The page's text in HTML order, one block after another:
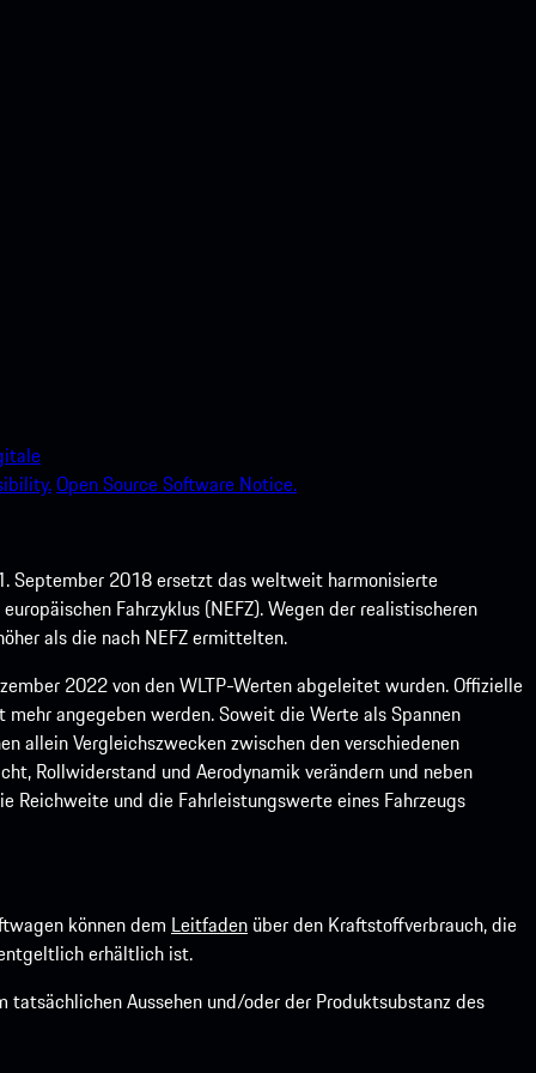
Open Source Software Notice.
September 2018 ersetzt das weltweit harmonisierte
Fahrzyklus (NEFZ). Wegen der realistischeren
als die nach NEFZ ermittelten.
2022 von den WLTP-Werten abgeleitet wurden. Offizielle
angegeben werden. Soweit die Werte als Spannen
allein Vergleichszwecken zwischen den verschiedenen
Rollwiderstand und Aerodynamik verändern und neben
Reichweite und die Fahrleistungswerte eines Fahrzeugs
können dem Leitfaden über den Kraftstoffverbrauch, die
erhältlich ist.
Aussehen und/oder der Produktsubstanz des